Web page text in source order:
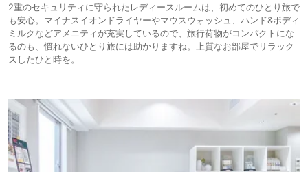
2重のセキュリティに守られたレディースルームは、初めてのひとり旅で
も安心。マイナスイオンドライヤーやマウスウォッシュ、ハンド&ボディ
ミルクなどアメニティが充実しているので、旅行荷物がコンパクトにな
るのも、慣れないひとり旅には助かりますね。上質なお部屋でリラック
スしたひと時を。